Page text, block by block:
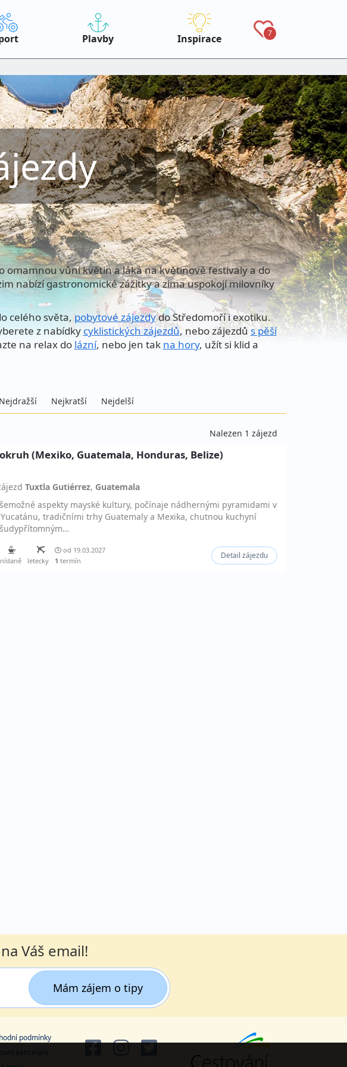
Plavby Inspirace 7
omamnou vůní květin a láká na květinové festivaly a do
nabízí gastronomické zážitky a zima uspokojí milovníky
celého světa,pobytové zájezdydo Středomoří i exotiku.
z nabídky cyklistických zájezdů, nebo zájezdů s pěší
na relax do lázní, nebo jen tak na hory, užít si klid a
Nejdražší Nejkratší Nejdelší
Nalezen 1 zájezd
(Mexiko, Guatemala, Honduras, Belize)
Tuxtla Gutiérrez, Guatemala
aspekty mayské kultury, počínaje nádhernými pyramidami v
tradičními trhy Guatemaly a Mexika, chutnou kuchyní
letecky
od 19.03.2027
1 termín
Detail zájezdu
Váš email!
Mám zájem o tipy
podmínky
kanceláře